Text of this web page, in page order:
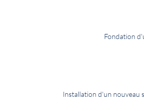
Fondation
Installation d'un nouveau